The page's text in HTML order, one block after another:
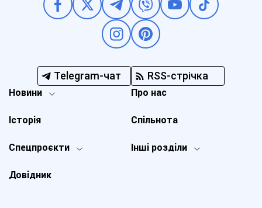
Telegram-чат RSS-стрічка
Новини
Спецпроєкти Інші розділи
Історія
Про нас
Довідник
Спільнота